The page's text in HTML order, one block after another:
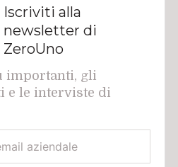
Iscriviti alla
newsletter di
ZeroUno
importanti, gli
e le interviste di